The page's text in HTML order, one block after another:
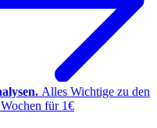
Alles Wichtige zu den
für 1€